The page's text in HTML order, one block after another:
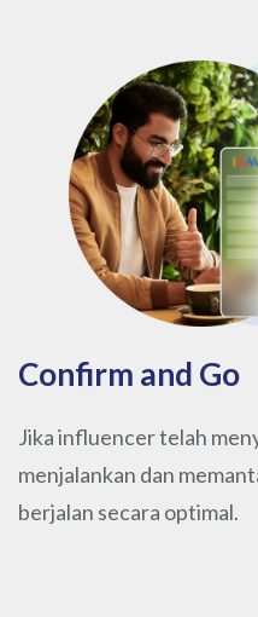
Confirm and Go
Jika influencer telah
menjalankan dan
berjalan secara optimal.